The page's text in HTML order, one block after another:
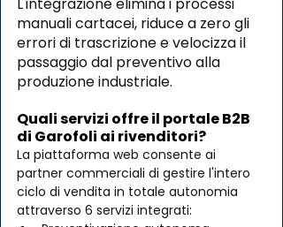
manuali cartacei, riduce a zero gli
errori di trascrizione e velocizza il
passaggio dal preventivo alla
produzione industriale.
Quali servizi offre il portale B2B
di Garofoli ai rivenditori?
La piattaforma web consente ai
partner commerciali di gestire l'intero
ciclo di vendita in totale autonomia
attraverso 6 servizi integrati: